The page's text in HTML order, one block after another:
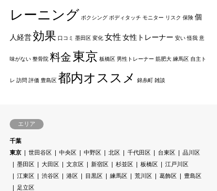
レーニング ボクシング ボディタッチ モニター リスク 保険 個
人経営効果 口コミ 墨田区 変化 女性 女性トレーナー 安い 怪我 意
味がない 整骨院 料金 東京 板橋区 男性トレーナー 筋肥大 練馬区 自主ト
レ 訪問 評価 豊島区 都内オススメ 錦糸町 雑談
エリア
千葉
東京
世田谷区 中央区 中野区 北区 千代田区 台東区
品川区
墨田区
大田区 文京区 新宿区 杉並区 板橋区
江戸川区
江東区
渋谷区 港区 目黒区 練馬区 荒川区 葛飾区
豊島区
足立区